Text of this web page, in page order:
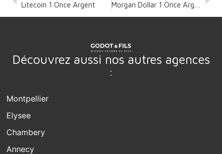
Litecoin 1 Once Argent
Découvrez aussi nos autres agences
:
Montpellier
Elysee
Chambery
Annecy